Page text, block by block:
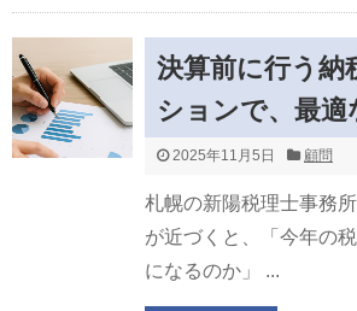
決算前に行う納
ションで、最適
2025年11月5日 顧問
札幌の新陽税理士事務
が近づくと、「今年の
になるのか」 ...